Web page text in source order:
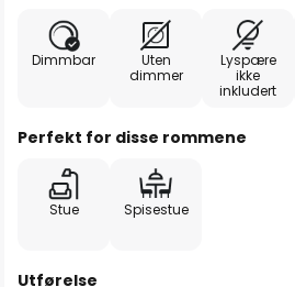
Dimmbar
Uten
dimmer
Lyspære
ikke
inkludert
Perfekt for disse rommene
Stue Spisestue
Utførelse